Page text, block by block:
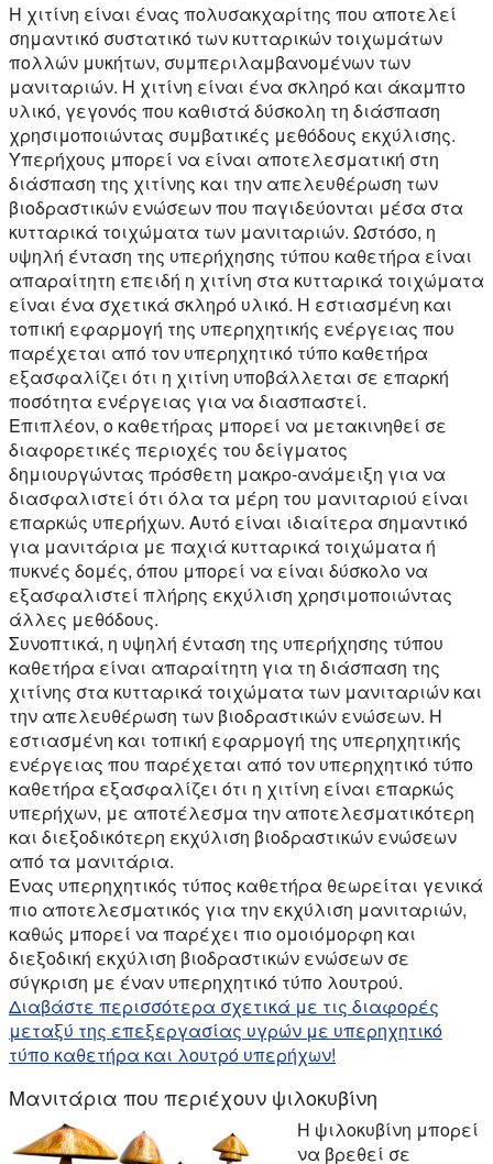
Η χιτίνη είναι ένας πολυσακχαρίτης που αποτελεί
σημαντικό συστατικό των κυτταρικών τοιχωμάτων
πολλών μυκήτων, συμπεριλαμβανομένων των
μανιταριών. Η χιτίνη είναι ένα σκληρό και άκαμπτο
υλικό, γεγονός που καθιστά δύσκολη τη διάσπαση
χρησιμοποιώντας συμβατικές μεθόδους εκχύλισης.
Υπερήχους μπορεί να είναι αποτελεσματική στη
διάσπαση της χιτίνης και την απελευθέρωση των
βιοδραστικών ενώσεων που παγιδεύονται μέσα στα
κυτταρικά τοιχώματα των μανιταριών. Ωστόσο, η
υψηλή ένταση της υπερήχησης τύπου καθετήρα είναι
απαραίτητη επειδή η χιτίνη στα κυτταρικά τοιχώματα
είναι ένα σχετικά σκληρό υλικό. Η εστιασμένη και
τοπική εφαρμογή της υπερηχητικής ενέργειας που
παρέχεται από τον υπερηχητικό τύπο καθετήρα
εξασφαλίζει ότι η χιτίνη υποβάλλεται σε επαρκή
ποσότητα ενέργειας για να διασπαστεί.
Επιπλέον, ο καθετήρας μπορεί να μετακινηθεί σε
διαφορετικές περιοχές του δείγματος
δημιουργώντας πρόσθετη μακρο-ανάμειξη για να
διασφαλιστεί ότι όλα τα μέρη του μανιταριού είναι
επαρκώς υπερήχων. Αυτό είναι ιδιαίτερα σημαντικό
για μανιτάρια με παχιά κυτταρικά τοιχώματα ή
πυκνές δομές, όπου μπορεί να είναι δύσκολο να
εξασφαλιστεί πλήρης εκχύλιση χρησιμοποιώντας
άλλες μεθόδους.
Συνοπτικά, η υψηλή ένταση της υπερήχησης τύπου
καθετήρα είναι απαραίτητη για τη διάσπαση της
χιτίνης στα κυτταρικά τοιχώματα των μανιταριών και
την απελευθέρωση των βιοδραστικών ενώσεων. Η
εστιασμένη και τοπική εφαρμογή της υπερηχητικής
ενέργειας που παρέχεται από τον υπερηχητικό τύπο
καθετήρα εξασφαλίζει ότι η χιτίνη είναι επαρκώς
υπερήχων, με αποτέλεσμα την αποτελεσματικότερη
και διεξοδικότερη εκχύλιση βιοδραστικών ενώσεων
από τα μανιτάρια.
Ένας υπερηχητικός τύπος καθετήρα θεωρείται γενικά
πιο αποτελεσματικός για την εκχύλιση μανιταριών,
καθώς μπορεί να παρέχει πιο ομοιόμορφη και
διεξοδική εκχύλιση βιοδραστικών ενώσεων σε
σύγκριση με έναν υπερηχητικό τύπο λουτρού.
Διαβάστε περισσότερα σχετικά με τις διαφορές
μεταξύ της επεξεργασίας υγρών με υπερηχητικό
τύπο καθετήρα και λουτρό υπερήχων!
Μανιτάρια που περιέχουν ψιλοκυβίνη
Η ψιλοκυβίνη μπορεί
να βρεθεί σε